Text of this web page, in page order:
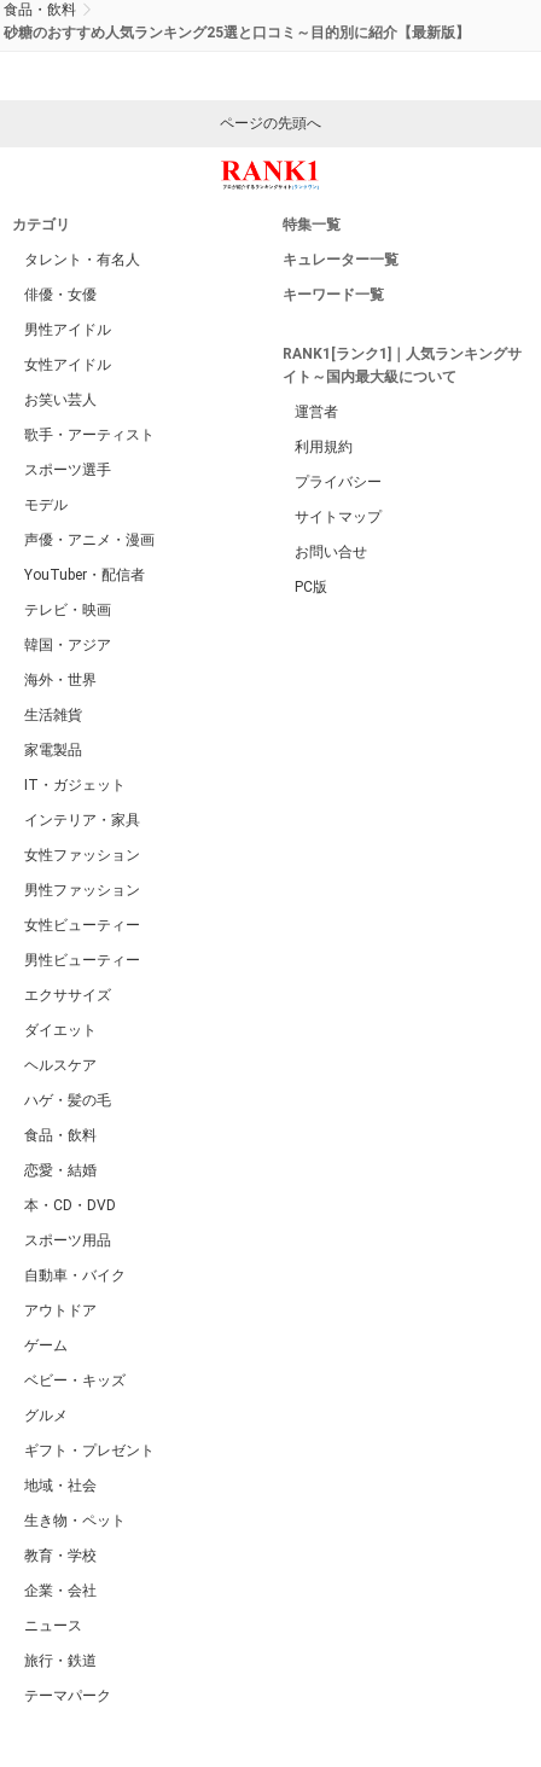
食品・飲料
砂糖のおすすめ人気ランキング25選と口コミ～目的別に紹介【最新版】
ページの先頭へ
カテゴリ
タレント・有名人
俳優・女優
男性アイドル
女性アイドル
お笑い芸人
歌手・アーティスト
スポーツ選手
モデル
声優・アニメ・漫画
YouTuber・配信者
テレビ・映画
韓国・アジア
海外・世界
生活雑貨
家電製品
IT・ガジェット
インテリア・家具
女性ファッション
男性ファッション
女性ビューティー
男性ビューティー
エクササイズ
ダイエット
ヘルスケア
ハゲ・髪の毛
食品・飲料
恋愛・結婚
本・CD・DVD
スポーツ用品
自動車・バイク
アウトドア
ゲーム
ベビー・キッズ
グルメ
ギフト・プレゼント
地域・社会
生き物・ペット
教育・学校
企業・会社
ニュース
旅行・鉄道
テーマパーク
特集一覧
キュレーター一覧
キーワード一覧
RANK1[ランク1]｜人気ランキングサ
イト～国内最大級について
運営者
利用規約
プライバシー
サイトマップ
お問い合せ
PC版